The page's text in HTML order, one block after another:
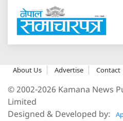
About Us Advertise Contact
© 2002-2026 Kamana News
Limited
Designed & Developed by: